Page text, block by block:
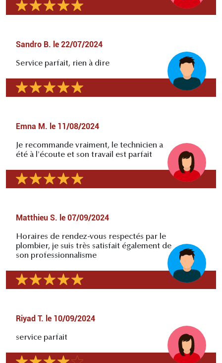
Sandro B. le 22/07/2024
Service parfait, rien à dire
Emna M. le 11/08/2024
Je recommande vraiment, le technicien a
été à l'écoute et son travail est parfait
Matthieu S. le 07/09/2024
Horaires de rendez-vous respectés par le
plombier, je suis très satisfait également de
son professionnalisme
Riyad T. le 10/09/2024
service parfait